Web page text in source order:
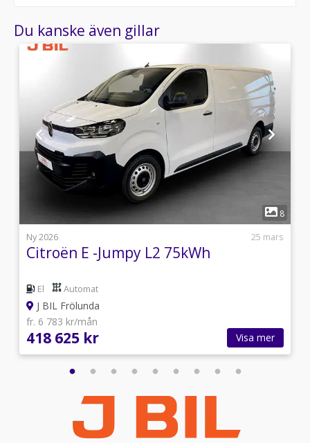
Du kanske även gillar
1
8
Ny 2026
25 mars
Citroën E -Jumpy L2 75kWh
El Automat
J BIL Frölunda
fr. 6 783 kr/mån
418 625 kr Visa mer